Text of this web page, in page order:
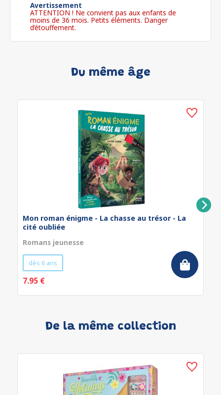
Avertissement
ATTENTION ! Ne convient pas aux enfants de
moins de 36 mois. Petits éléments. Danger
d’étouffement.
Du même âge
Mon roman énigme - La chasse au trésor - La
cité oubliée
Romans jeunesse
dès 6 ans
7.95 €
De la même collection